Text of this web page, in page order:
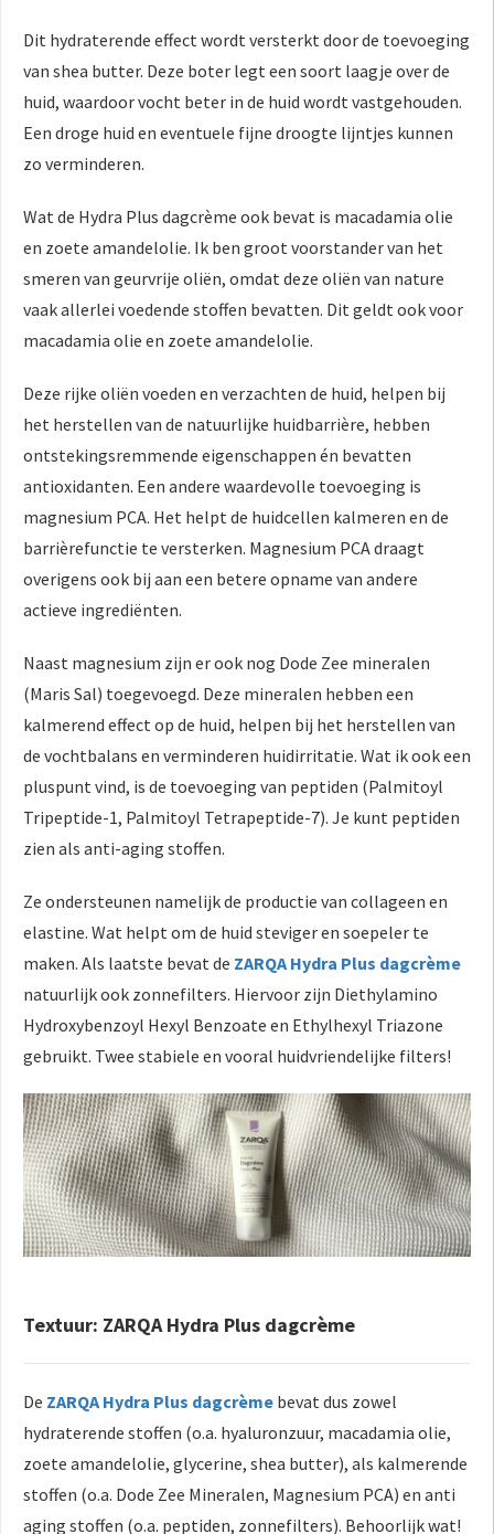
Dit hydraterende effect wordt versterkt door de toevoeging
van shea butter. Deze boter legt een soort laagje over de
huid, waardoor vocht beter in de huid wordt vastgehouden.
Een droge huid en eventuele fijne droogte lijntjes kunnen
zo verminderen.
Wat de Hydra Plus dagcrème ook bevat is macadamia olie
en zoete amandelolie. Ik ben groot voorstander van het
smeren van geurvrije oliën, omdat deze oliën van nature
vaak allerlei voedende stoffen bevatten. Dit geldt ook voor
macadamia olie en zoete amandelolie.
Deze rijke oliën voeden en verzachten de huid, helpen bij
het herstellen van de natuurlijke huidbarrière, hebben
ontstekingsremmende eigenschappen én bevatten
antioxidanten. Een andere waardevolle toevoeging is
magnesium PCA. Het helpt de huidcellen kalmeren en de
barrièrefunctie te versterken. Magnesium PCA draagt
overigens ook bij aan een betere opname van andere
actieve ingrediënten.
Naast magnesium zijn er ook nog Dode Zee mineralen
(Maris Sal) toegevoegd. Deze mineralen hebben een
kalmerend effect op de huid, helpen bij het herstellen van
de vochtbalans en verminderen huidirritatie. Wat ik ook een
pluspunt vind, is de toevoeging van peptiden (Palmitoyl
Tripeptide-1, Palmitoyl Tetrapeptide-7). Je kunt peptiden
zien als anti-aging stoffen.
Ze ondersteunen namelijk de productie van collageen en
elastine. Wat helpt om de huid steviger en soepeler te
maken. Als laatste bevat de ZARQA Hydra Plus dagcrème
natuurlijk ook zonnefilters. Hiervoor zijn Diethylamino
Hydroxybenzoyl Hexyl Benzoate en Ethylhexyl Triazone
gebruikt. Twee stabiele en vooral huidvriendelijke filters!
Textuur: ZARQA Hydra Plus dagcrème
De ZARQA Hydra Plus dagcrème bevat dus zowel
hydraterende stoffen (o.a. hyaluronzuur, macadamia olie,
zoete amandelolie, glycerine, shea butter), als kalmerende
stoffen (o.a. Dode Zee Mineralen, Magnesium PCA) en anti
aging stoffen (o.a. peptiden, zonnefilters). Behoorlijk wat!